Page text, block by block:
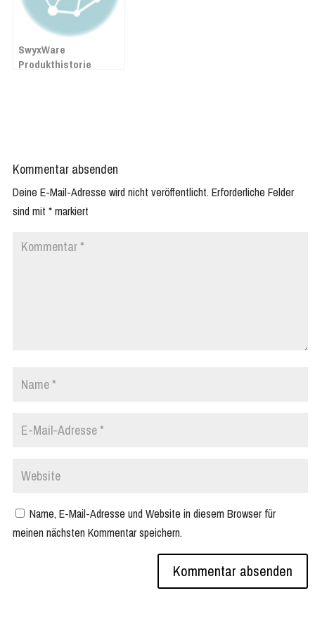
SwyxWare
Produkthistorie
Kommentar absenden
Deine E-Mail-Adresse wird nicht veröffentlicht. Erforderliche Felder
sind mit *markiert
Name, E-Mail-Adresse und Website in diesem Browser für
meinen nächsten Kommentar speichern.